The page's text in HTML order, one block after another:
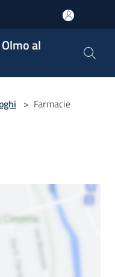
al
> Farmacie